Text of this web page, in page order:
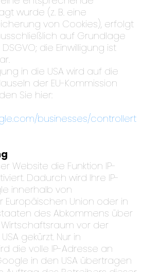
wurde (z. B. eine
von Cookies), erfolgt
auf Grundlage
DSGVO; die Einwilligung ist
in die USA wird auf die
der EU-Kommission
Sie hier:
businesses/controllert
Website die Funktion IP-
Dadurch wird Ihre IP-
innerhalb von
Europäischen Union oder in
des Abkommens über
vor der
gekürzt. Nur in
die volle IP-Adresse an
in den USA übertragen